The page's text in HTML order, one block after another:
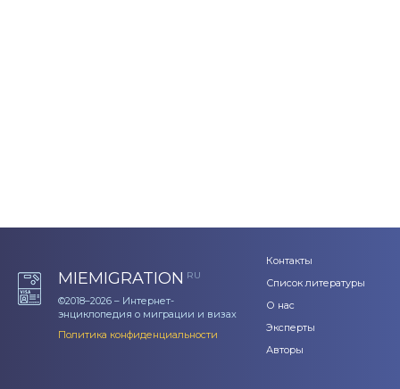
MIEMIGRATION RU
©2018–2026 – Интернет-
энциклопедия о миграции и визах
Политика конфиденциальности
Контакты
Список литературы
О нас
Эксперты
Авторы